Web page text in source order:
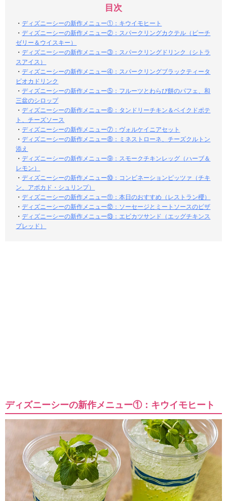
目次
・ディズニーシーの新作メニュー①：キウイモヒート
・ディズニーシーの新作メニュー②：スパークリングカクテル（ピーチ
ゼリー＆ウイスキー）
・ディズニーシーの新作メニュー③：スパークリングドリンク（シトラ
スアイス）
・ディズニーシーの新作メニュー④：スパークリングブラックティータ
ピオカドリンク
・ディズニーシーの新作メニュー⑤：フルーツとわらび餅のパフェ、和
三盆のシロップ
・ディズニーシーの新作メニュー⑥：タンドリーチキン＆ベイクドポテ
ト、チーズソース
・ディズニーシーの新作メニュー⑦：ヴォルケイニアセット
・ディズニーシーの新作メニュー⑧：ミネストローネ、チーズクルトン
添え
・ディズニーシーの新作メニュー⑨：スモークチキンレッグ（ハーブ＆
レモン）
・ディズニーシーの新作メニュー⑩：コンビネーションピッツァ（チキ
ン、アボカド・シュリンプ）
・ディズニーシーの新作メニュー⑪：本日のおすすめ（レストラン櫻）
・ディズニーシーの新作メニュー⑫：ソーセージとミートソースのピザ
・ディズニーシーの新作メニュー⑬：エビカツサンド（エッグチキンス
プレッド）
ディズニーシーの新作メニュー①：キウイモヒート